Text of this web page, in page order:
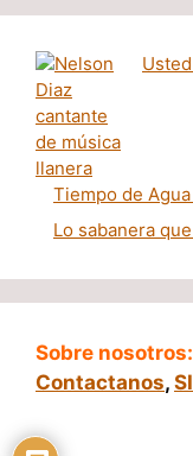
Tiempo de
Lo sabanera
Sobre nosotros:
Contactanos,